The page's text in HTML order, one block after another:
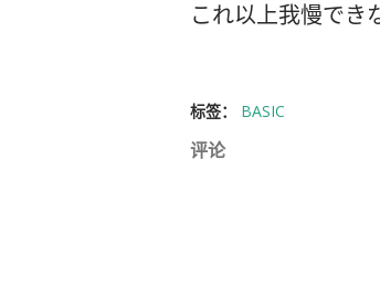
これ以上我慢で
标签： BASIC
评论